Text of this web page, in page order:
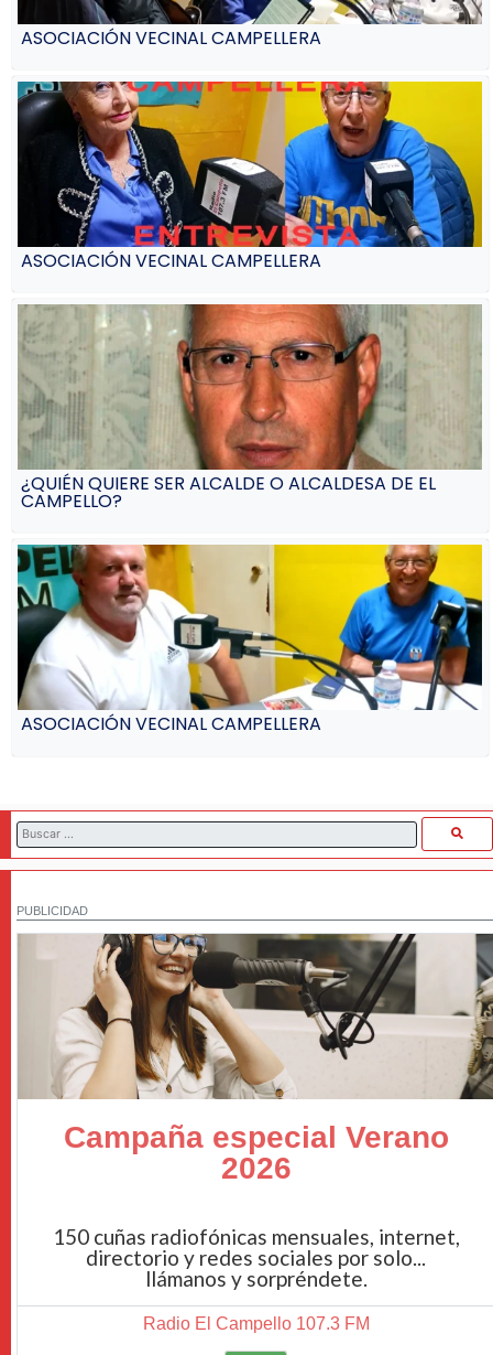
ASOCIACIÓN VECINAL CAMPELLERA
ASOCIACIÓN VECINAL CAMPELLERA
¿QUIÉN QUIERE SER ALCALDE O ALCALDESA DE EL
CAMPELLO?
ASOCIACIÓN VECINAL CAMPELLERA
PUBLICIDAD
Campaña especial Verano
2026
150 cuñas radiofónicas mensuales, internet,
directorio y redes sociales por solo...
llámanos y sorpréndete.
Radio El Campello 107.3 FM